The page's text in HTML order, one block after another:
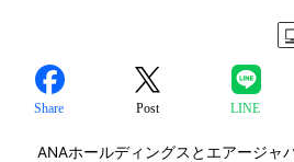
Share Post LINE
ANAホールディングスとエアージャ